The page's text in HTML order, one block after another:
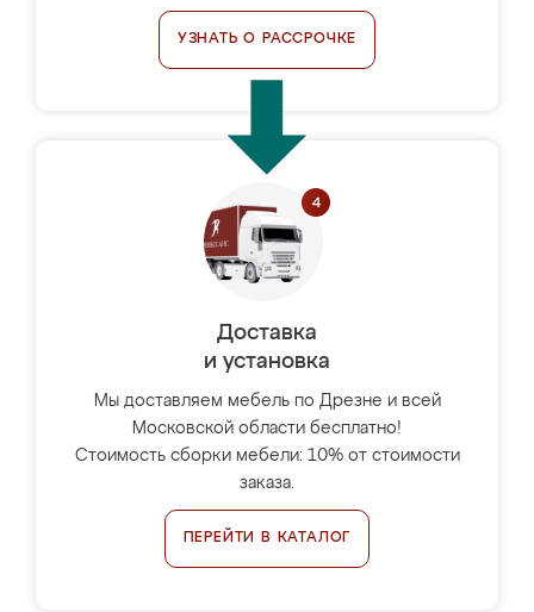
УЗНАТЬ О РАССРОЧКЕ
Доставка
и установка
Мы доставляем мебель по Дрезне и всей
Московской области бесплатно!
Стоимость сборки мебели: 10% от стоимости
заказа.
ПЕРЕЙТИ В КАТАЛОГ